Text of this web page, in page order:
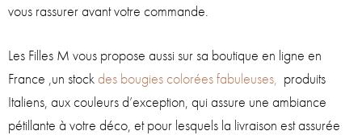
vous rassurer avant votre commande.
Les Filles M vous propose aussi sur sa boutique en ligne en
France ,un stockdes bougies colorées fabuleuses, produits
Italiens, aux couleurs d’exception, qui assure une ambiance
pétillante à votre déco, et pour lesquels la livraison est assurée